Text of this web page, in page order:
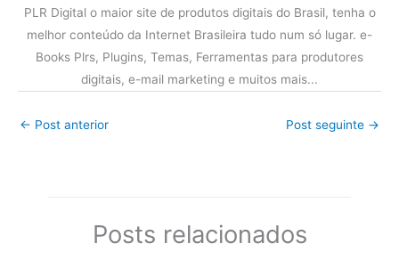
PLR Digital o maior site de produtos digitais do Brasil, tenha o
melhor conteúdo da Internet Brasileira tudo num só lugar. e-
Books Plrs, Plugins, Temas, Ferramentas para produtores
digitais, e-mail marketing e muitos mais...
← Post anterior Post seguinte →
Posts relacionados